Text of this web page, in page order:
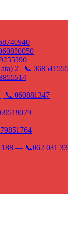
2 | 📞 068541555
| 📞 060881347
188 — 📞062 081